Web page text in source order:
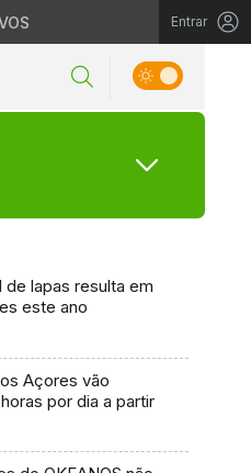
Entrar
de lapas resulta em
este ano
Açores vão
por dia a partir